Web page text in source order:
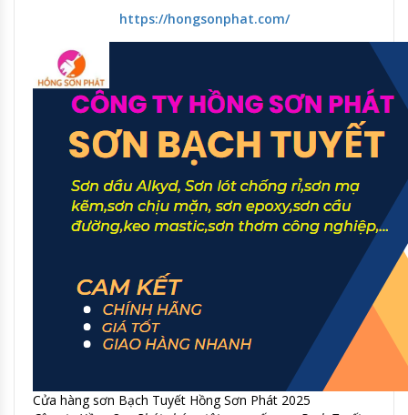
https://hongsonphat.com/
Cửa hàng sơn Bạch Tuyết Hồng Sơn Phát 2025